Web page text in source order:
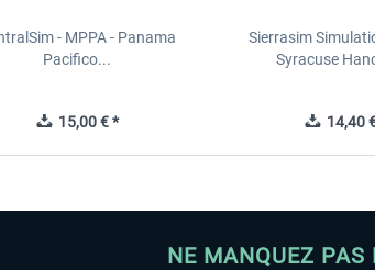
- MPPA - Panama
Pacifico...
15,00 € *
Sierrasim
Syracuse
14,40
NE MANQUEZ PAS